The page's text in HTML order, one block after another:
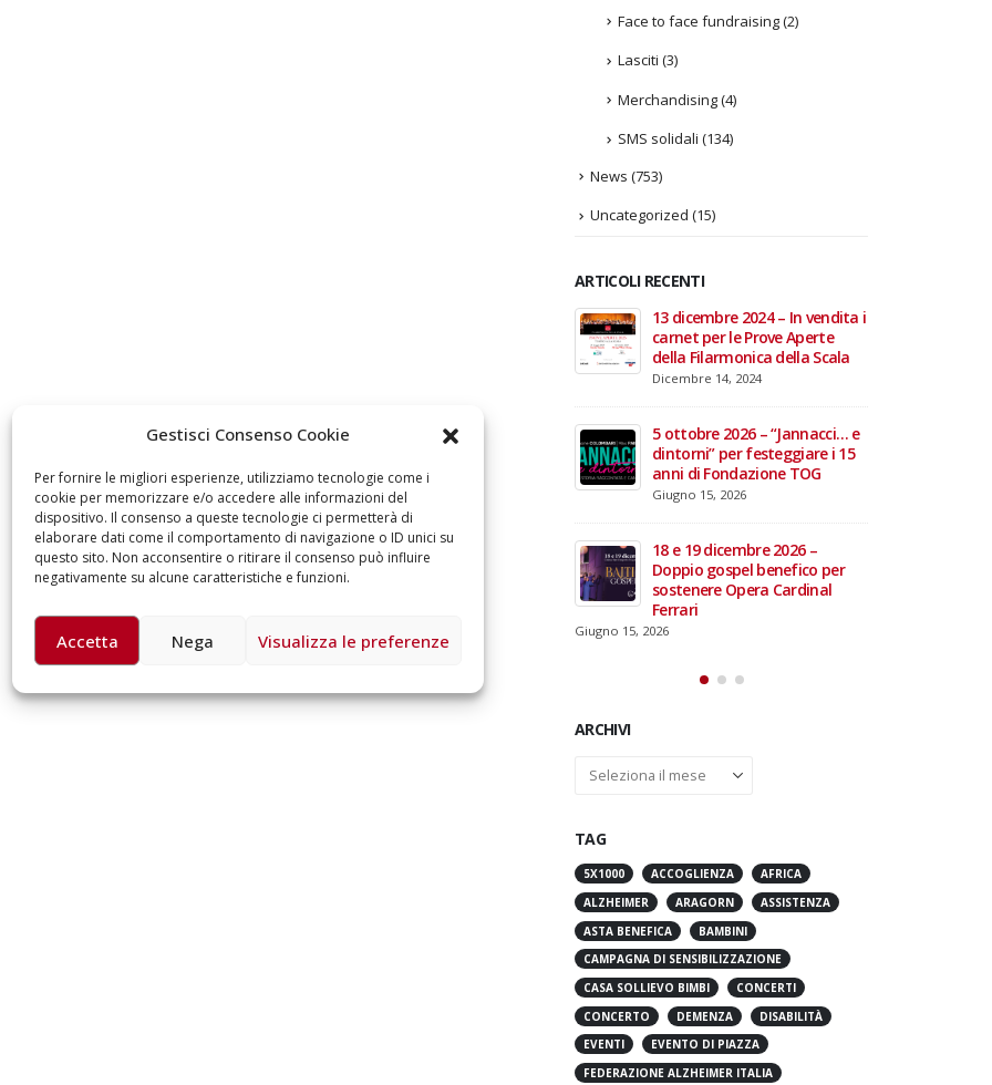
Gestisci Consenso Cookie
Per fornire le migliori esperienze, utilizziamo tecnologie come i
cookie per memorizzare e/o accedere alle informazioni del
dispositivo. Il consenso a queste tecnologie ci permetterà di
elaborare dati come il comportamento di navigazione o ID unici su
questo sito. Non acconsentire o ritirare il consenso può influire
negativamente su alcune caratteristiche e funzioni.
Accetta Nega Visualizza le preferenze
Face to face fundraising(2)
Lasciti (3)
Merchandising(4)
SMS solidali (134)
News (753)
Uncategorized (15)
ARTICOLI RECENTI
17, 2026
5 ottobre 2026 – “Jannacci… e
anni di Fondazione TOG
Giugno 15, 2026
18 e 19 dicembre 2026 –
Doppio gospel benefico per
22 giugno 2026 – Terrazze del
Duomo: apertura serale
straordinaria per Fondazione
Cieli Azzurri
3 giugno 2026 – Al Teatro
Fraschini di Pavia il concerto
inaugurale di UniON –
Maggio 13, 2026
Un evento di Natale per
Aragorn
TAG
5X1000 ACCOGLIENZA
AFRICA
ALZHEIMER
ARAGORN
ASTA BENEFICA
BAMBINI
CAMPAGNA DI SENSIBILIZZAZIONE
CASA SOLLIEVO BIMBI
CONCERTI
CONCERTO
DEMENZA
DISABILITÀ
EVENTI
EVENTO DI PIAZZA